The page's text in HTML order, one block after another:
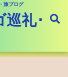
旅ブログ
礼･